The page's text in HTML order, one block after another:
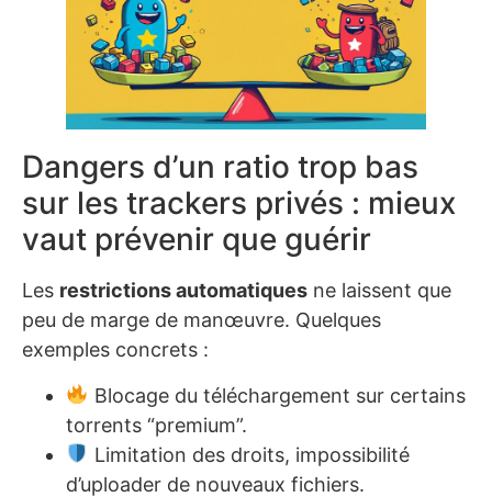
Dangers d’un ratio trop bas
sur les trackers privés : mieux
vaut prévenir que guérir
Les restrictions automatiques ne laissent que
peu de marge de manœuvre. Quelques
exemples concrets :
Blocage du téléchargement sur certains
torrents “premium”.
Limitation des droits, impossibilité
d’uploader de nouveaux fichiers.